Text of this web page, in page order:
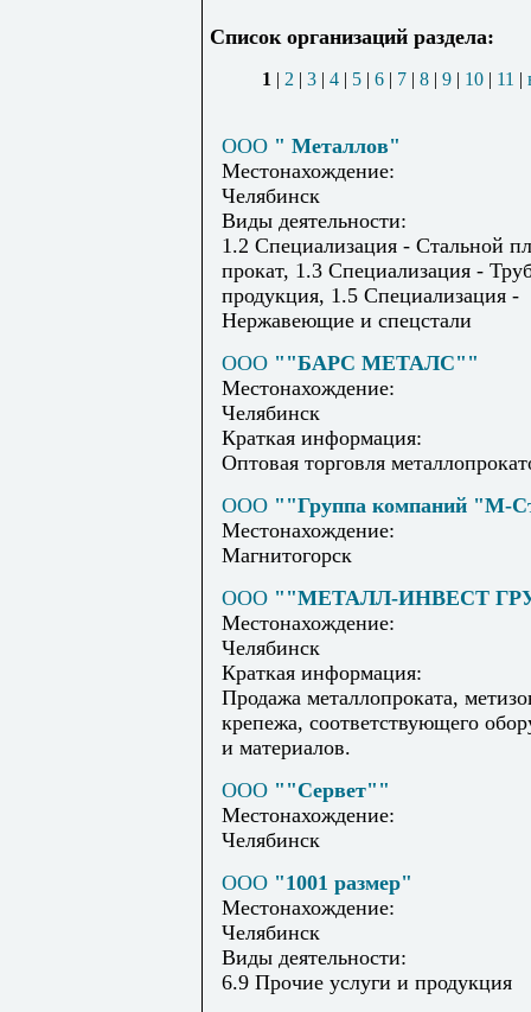
Список организаций раздела:
1 | 2 | 3| 4| 5| 6| 7| 8| 9| 10| 11 |
ООО " Металлов"
Местонахождение:
Челябинск
Виды деятельности:
1.2 Специализация - Стальной
прокат, 1.3 Специализация -
продукция, 1.5 Специализация -
Нержавеющие и спецстали
ООО ""БАРС МЕТАЛС""
Местонахождение:
Челябинск
Краткая информация:
Оптовая торговля
ООО ""Группа компаний "М-
Местонахождение:
Магнитогорск
ООО ""МЕТАЛЛ-ИНВЕСТ
Местонахождение:
Челябинск
Краткая информация:
Продажа металлопроката,
крепежа, соответствующего
и материалов.
ООО ""Сервет""
Местонахождение:
Челябинск
ООО "1001 размер"
Местонахождение:
Челябинск
Виды деятельности:
6.9 Прочие услуги и продукция